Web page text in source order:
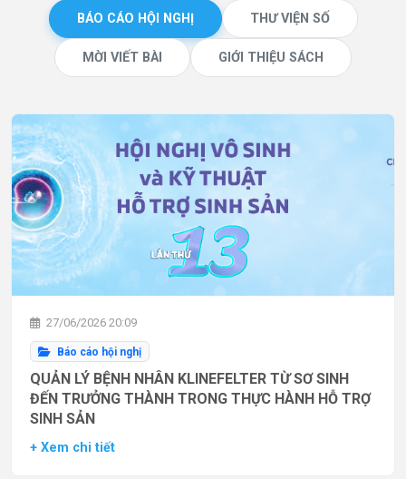
BÁO CÁO HỘI NGHỊ THƯ VIỆN SỐ
MỜI VIẾT BÀI GIỚI THIỆU SÁCH
27/06/2026 20:09
Báo cáo hội nghị
QUẢN LÝ BỆNH NHÂN KLINEFELTER TỪ SƠ SINH
ĐẾN TRƯỞNG THÀNH TRONG THỰC HÀNH HỖ TRỢ
SINH SẢN
+ Xem chi tiết